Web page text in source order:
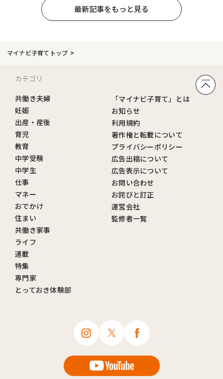
最新記事をもっと見る
マイナビ子育てトップ
カテゴリ
共働き夫婦
妊娠
出産・産後
育児
教育
中学受験
中学生
仕事
マネー
おでかけ
住まい
共働き家事
ライフ
連載
特集
専門家
とっておき体験部
「マイナビ子育て」とは
お知らせ
利用規約
著作権と転載について
プライバシーポリシー
広告出稿について
広告表示について
お問い合わせ
お詫びと訂正
運営会社
監修者一覧